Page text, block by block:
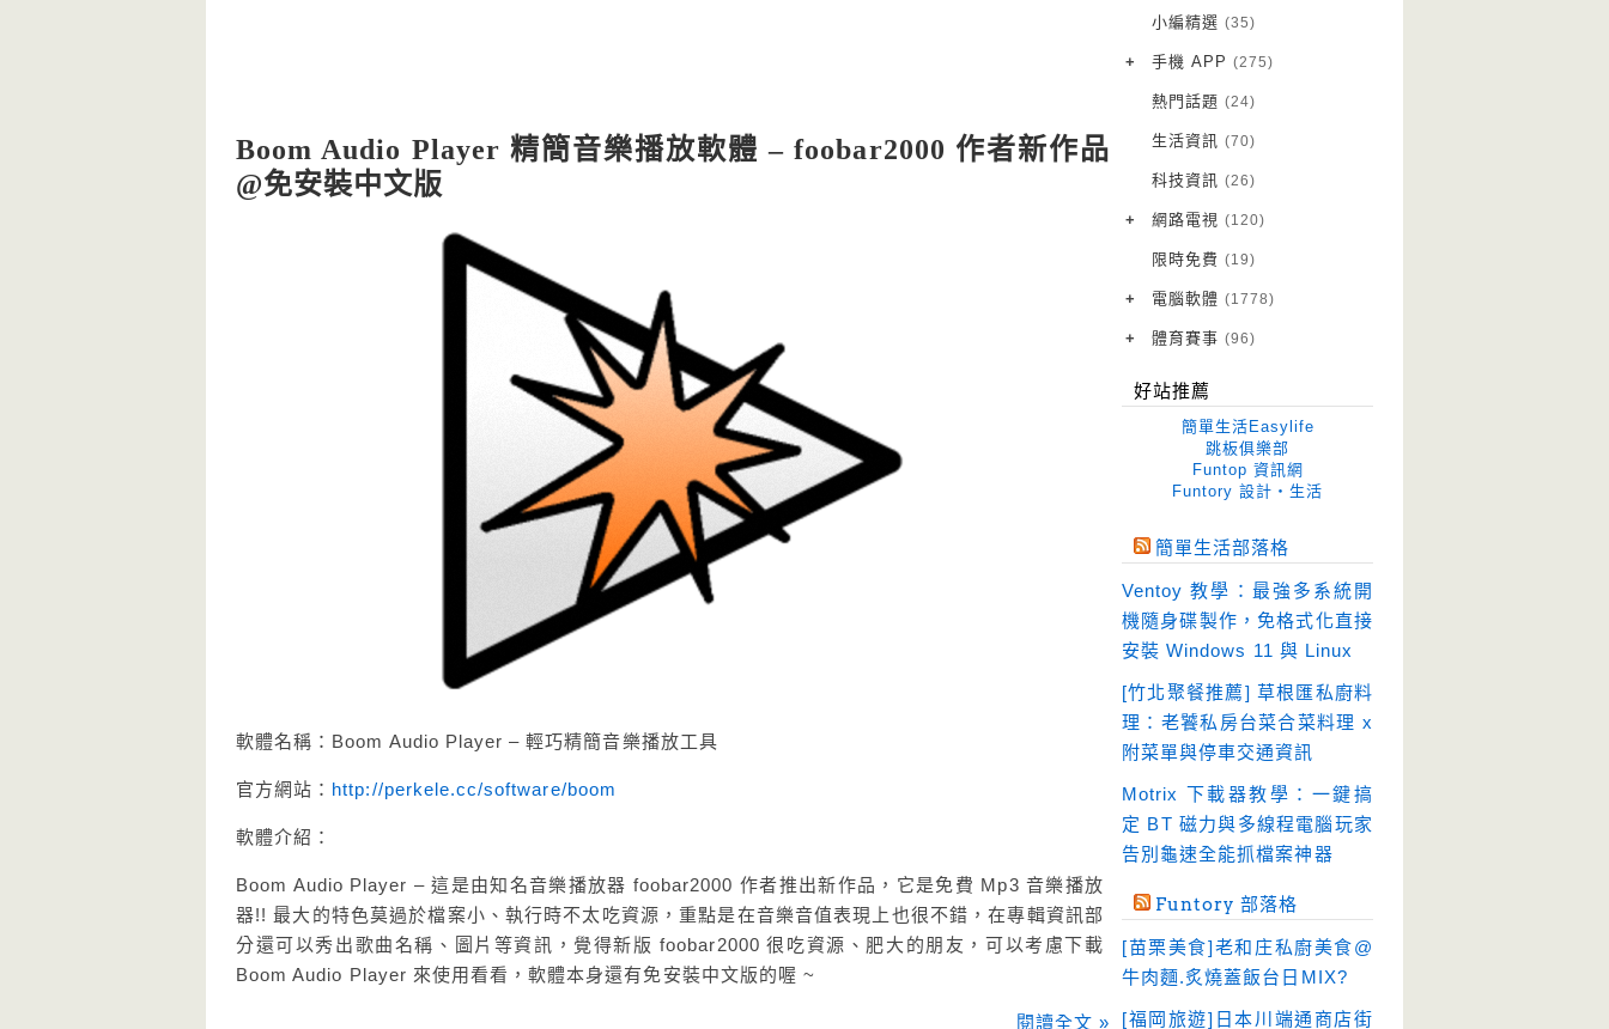
Boom Audio Player 精簡音樂播放軟體 – foobar2000 作者新作品
@免安裝中文版
軟體名稱：Boom Audio Player – 輕巧精簡音樂播放工具
官方網站： http://perkele.cc/software/boom
軟體介紹：
Boom Audio Player – 這是由知名音樂播放器 foobar2000 作者推出新作品，它是免費 Mp3 音樂播放
器!! 最大的特色莫過於檔案小、執行時不太吃資源，重點是在音樂音值表現上也很不錯，在專輯資訊部
分還可以秀出歌曲名稱、圖片等資訊，覺得新版 foobar2000 很吃資源、肥大的朋友，可以考慮下載
Boom Audio Player 來使用看看，軟體本身還有免安裝中文版的喔 ~
閱讀全文 »
免費資源
字體下載
網站推薦
Android 遊戲
iOS 遊戲
網頁遊戲
電腦遊戲
小編精選 (35)
+ 手機 APP (275)
Android 軟體
iOS 軟體
Root 相關
越獄JB
熱門話題 (24)
生活資訊 (70)
科技資訊 (26)
+ 網路電視 (120)
電視影集
電視節目
限時免費 (19)
+ 電腦軟體 (1778)
作業系統
優化軟體 (38)
光碟工具 (33)
免安裝 (641)
即時通訊 (23)
壓縮軟體 (9)
安全防護 (55)
影音播放 (51)
影音轉檔 (81)
教育學習 (23)
文書工具 (91)
畫面擷取 (36)
看圖程式 (17)
+ 體育賽事 (96)
好站推薦
簡單生活Easylife
跳板俱樂部
Funtop 資訊網
Funtory 設計‧生活
簡單生活部落格
Ventoy 教學：最強多系統開
機隨身碟製作，免格式化直接
安裝 Windows 11 與 Linux
[竹北聚餐推薦] 草根匯私廚料
理：老饕私房台菜合菜料理 x
附菜單與停車交通資訊
Motrix 下載器教學：一鍵搞
定 BT 磁力與多線程電腦玩家
告別龜速全能抓檔案神器
Funtory 部落格
[苗栗美食]老和庄私廚美食@
牛肉麵.炙燒蓋飯台日MIX?
[福岡旅遊]日本川端通商店街